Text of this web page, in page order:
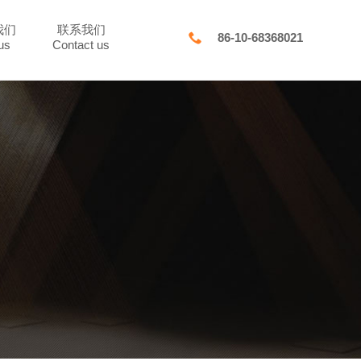
 86-10-68368021
们
联系我们
Contact us